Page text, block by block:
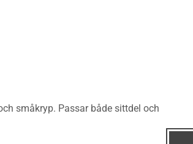
småkryp. Passar både sittdel och